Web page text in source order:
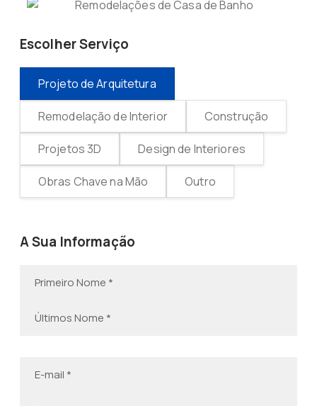
Escolher Serviço
Projeto de Arquitetura
Remodelação de Interior Construção
Projetos 3D Design de Interiores
Obras Chave na Mão Outro
A Sua Informação